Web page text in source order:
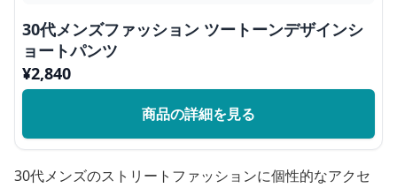
30代メンズファッション ツートーンデザインシ
ョートパンツ
¥2,840
商品の詳細を見る
30代メンズのストリートファッションに個性的なアクセ